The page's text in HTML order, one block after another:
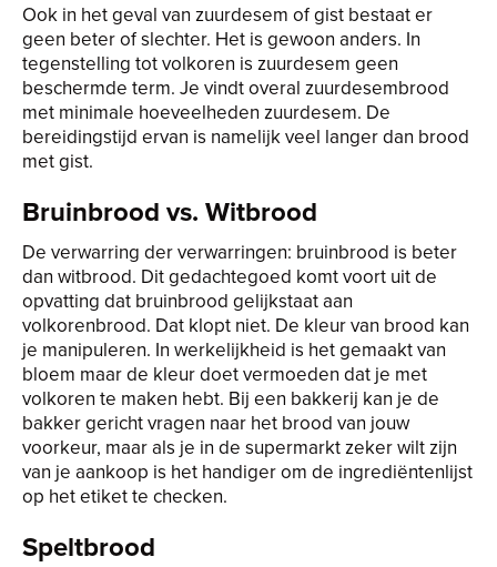
Ook in het geval van zuurdesem of gist bestaat er
geen beter of slechter. Het is gewoon anders. In
tegenstelling tot volkoren is zuurdesem geen
beschermde term. Je vindt overal zuurdesembrood
met minimale hoeveelheden zuurdesem. De
bereidingstijd ervan is namelijk veel langer dan brood
met gist.
Bruinbrood vs. Witbrood
De verwarring der verwarringen: bruinbrood is beter
dan witbrood. Dit gedachtegoed komt voort uit de
opvatting dat bruinbrood gelijkstaat aan
volkorenbrood. Dat klopt niet. De kleur van brood kan
je manipuleren. In werkelijkheid is het gemaakt van
bloem maar de kleur doet vermoeden dat je met
volkoren te maken hebt. Bij een bakkerij kan je de
bakker gericht vragen naar het brood van jouw
voorkeur, maar als je in de supermarkt zeker wilt zijn
van je aankoop is het handiger om de ingrediëntenlijst
op het etiket te checken.
Speltbrood